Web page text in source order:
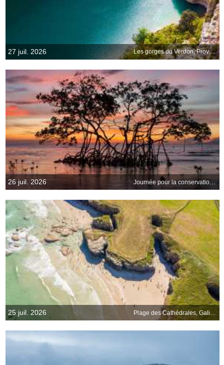
27 juil. 2026 Les gorges du Verdon, Provence-Alpes-Côte dAzur
26 juil. 2026 Journée pour la conservation de l’écosystème des mangroves
25 juil. 2026